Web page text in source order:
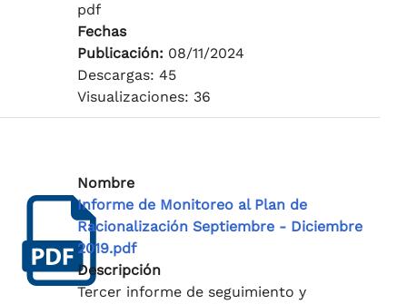
pdf
Fechas
Publicación: 08/11/2024
Descargas: 45
Visualizaciones: 36
Nombre
Informe de Monitoreo al Plan de
Racionalización Septiembre - Diciembre
2019.pdf
Descripción
Tercer informe de seguimiento y